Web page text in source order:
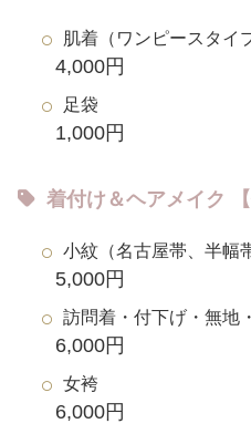
肌着（ワンピースタイ
4,000円
足袋
1,000円
着付け＆ヘアメイク 【
小紋（名古屋帯、半幅
5,000円
訪問着・付下げ・無地
6,000円
女袴
6,000円